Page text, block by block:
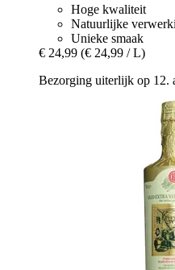
Hoge kwaliteit
Natuurlijke
Unieke smaak
€ 24,99 (€ 24,99 / L)
Bezorging uiterlijk op 12.